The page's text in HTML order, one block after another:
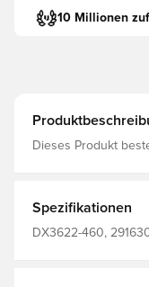
10 Millionen
Dieses Produkt
konzentriert zu
Spielern zum Aufwärmen
aus 100% Polyester.
Spezifikationen
DX3622-460,